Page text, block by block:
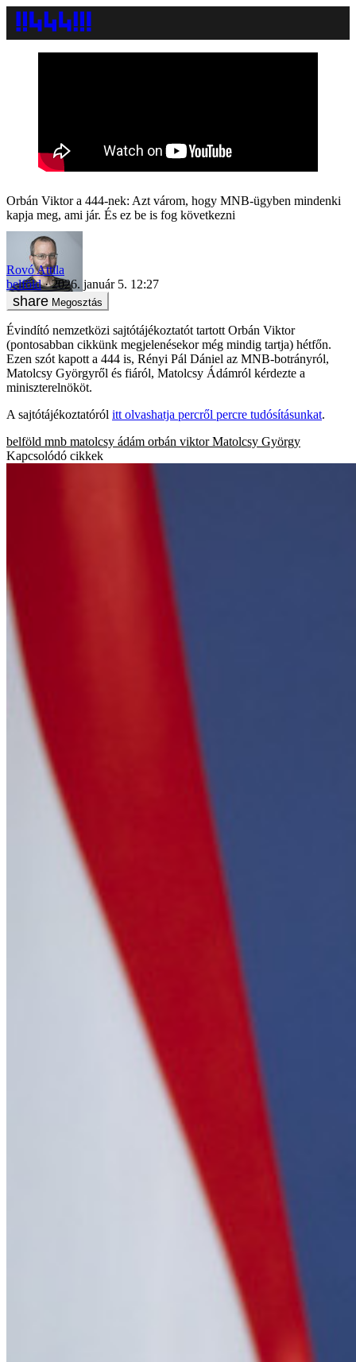
Orbán Viktor a 444-nek: Azt várom, hogy MNB-ügyben mindenki
kapja meg, ami jár. És ez be is fog következni
Rovó Attila
belföld
2026. január 5. 12:27
Megosztás
Évindító nemzetközi sajtótájékoztatót tartott Orbán Viktor
(pontosabban cikkünk megjelenésekor még mindig tartja) hétfőn.
Ezen szót kapott a 444 is, Rényi Pál Dániel az MNB-botrányról,
Matolcsy Györgyről és fiáról, Matolcsy Ádámról kérdezte a
miniszterelnököt.
A sajtótájékoztatóról itt olvashatja percről percre tudósításunkat.
belföld mnb matolcsy ádám orbán viktor Matolcsy György
Kapcsolódó cikkek